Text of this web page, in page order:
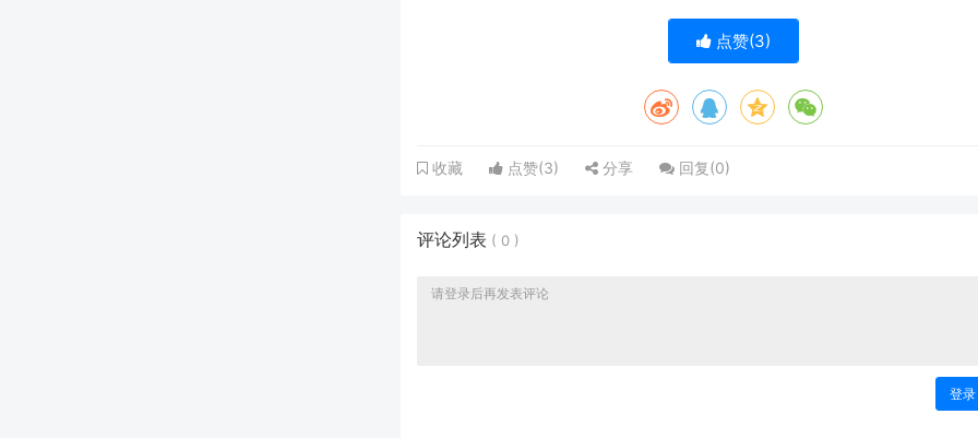
点赞(3)
收藏 点赞(3) 分享 回复(0)
评论列表 ( 0 )
登录